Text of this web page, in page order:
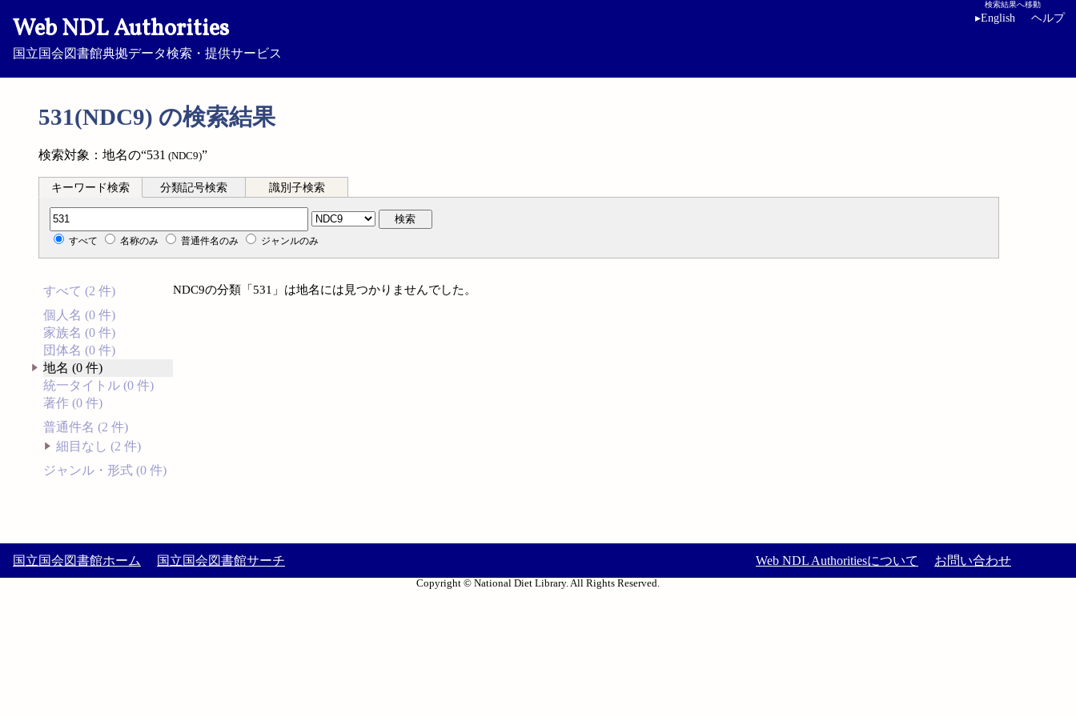
Web NDL Authorities
国立国会図書館典拠データ検索・提供サービス
検索結果へ移動
▸English ヘルプ
531(NDC9) の検索結果
検索対象：地名の“531 (NDC9)”
キーワード検索 分類記号検索 識別子検索
分類記号検索 検索
すべて 名称のみ 普通件名のみ ジャンルのみ
すべて (2 件)
個人名 (0 件)
家族名 (0 件)
団体名 (0 件)
地名 (0 件)
統一タイトル (0 件)
著作 (0 件)
普通件名 (2 件)
細目なし (2 件)
ジャンル・形式 (0 件)
NDC9の分類「531」は地名には見つかりませんでした。
国立国会図書館ホーム 国立国会図書館サーチ Web NDL Authoritiesについて お問い合わせ
Copyright © National Diet Library. All Rights Reserved.